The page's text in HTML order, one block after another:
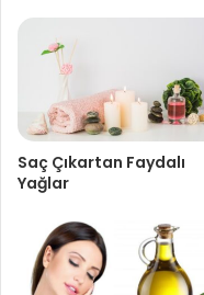
Saç Çıkartan Faydalı
Yağlar